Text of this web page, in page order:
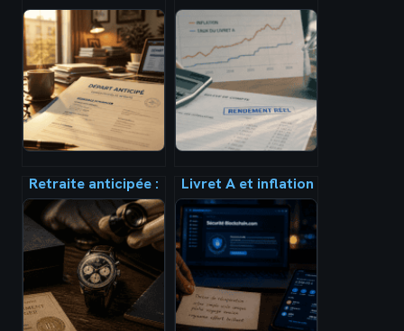
Retraite anticipée :
4 leviers légaux
pour quitter la vie
active avant 64 ans
Livret A et inflation
: votre épargne est-
elle réellement
protégée ou en
train de fondre ?